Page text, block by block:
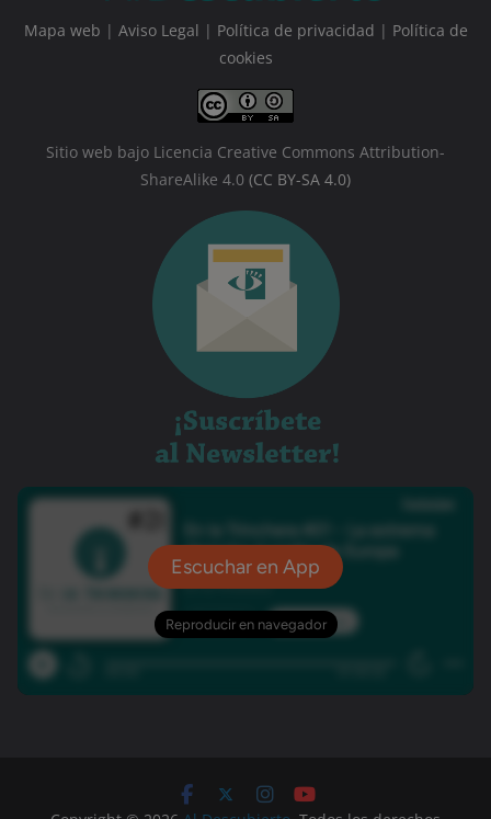
Mapa web | Aviso Legal | Política de privacidad | Política de
cookies
Sitio web bajo Licencia Creative Commons Attribution-
ShareAlike 4.0 (CC BY-SA 4.0)